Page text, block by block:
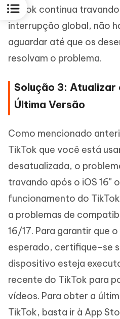
TikTok continua
interrupção global, não
aguardar até que os
resolvam o problema.
Solução 3: Atualizar
Última Versão
Como mencionado
TikTok que você está
desatualizada, o
travando após o iOS 16"
funcionamento do
a problemas de
16/17. Para garantir que
esperado, certifique-se
dispositivo esteja
recente do TikTok para
vídeos. Para obter a
TikTok, basta ir à App